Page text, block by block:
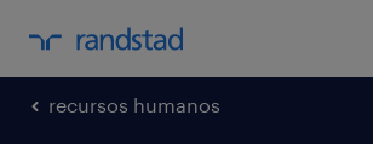
recursos humanos